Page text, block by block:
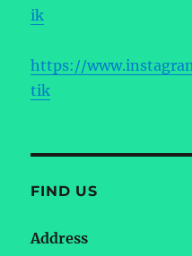
ik
https://
tik
FIND US
Address